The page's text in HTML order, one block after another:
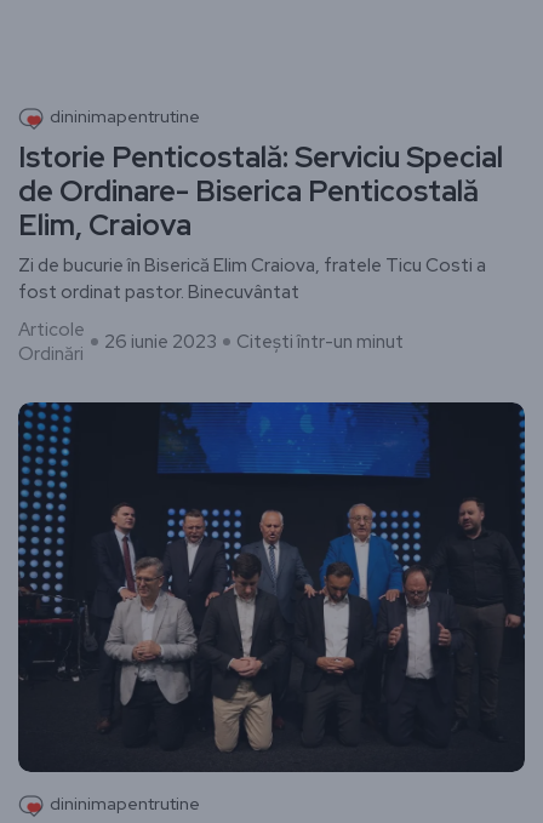
dininimapentrutine
Istorie Penticostală: Serviciu Special
de Ordinare- Biserica Penticostală
Elim, Craiova
Zi de bucurie în Biserică Elim Craiova, fratele Ticu Costi a
fost ordinat pastor. Binecuvântat
Articole
Ordinări
26 iunie 2023 Citești într-un minut
dininimapentrutine